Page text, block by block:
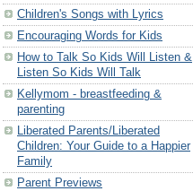
Children's Songs with Lyrics
Encouraging Words for Kids
How to Talk So Kids Will Listen &
Listen So Kids Will Talk
Kellymom - breastfeeding &
parenting
Liberated Parents/Liberated
Children: Your Guide to a Happier
Family
Parent Previews